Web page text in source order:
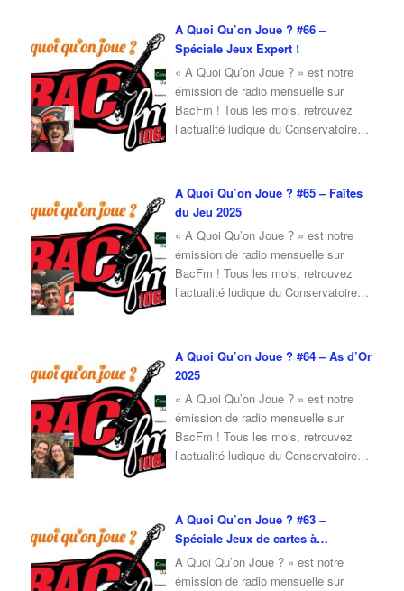
Pour l’émission de juillet 2025, je
reçois Jean-Loup, cofondateur du
Conservatoire du Jeu, qui viendra
nous parler de…
A Quoi Qu’on Joue ? #66 –
Spéciale Jeux Expert !
« A Quoi Qu’on Joue ? » est notre
émission de radio mensuelle sur
BacFm ! Tous les mois, retrouvez
l’actualité ludique du Conservatoire
mois de Juin 2025, je reçois Fabrice
du Conservatoire du Jeu, qui vient
…
A Quoi Qu’on Joue ? #65 – Faîtes
du Jeu 2025
« A Quoi Qu’on Joue ? » est notre
émission de radio mensuelle sur
BacFm ! Tous les mois, retrouvez
l’actualité ludique du Conservatoire
mois d’Avril 2025, je reçois Fabrice
du Conservatoire du Jeu, qui vient
…
A Quoi Qu’on Joue ? #64 – As d’Or
2025
« A Quoi Qu’on Joue ? » est notre
émission de radio mensuelle sur
BacFm ! Tous les mois, retrouvez
l’actualité ludique du Conservatoire
mois de Février 2025, je reçois Erwan
et Camille pour vous parler des As
d’Or 2025, mais aussi pour donner
A Quoi Qu’on Joue ? #63 –
Spéciale Jeux de cartes à
collectionner
A Quoi Qu’on Joue ? » est notre
émission de radio mensuelle sur